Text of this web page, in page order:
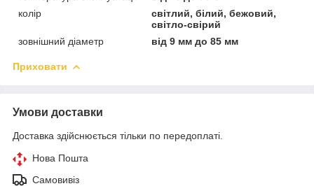
колір
світлий, білий, бежовий,
світло-свірий
зовнішний діаметр
від 9 мм до 85 мм
Приховати
Умови доставки
Доставка здійснюється тільки по передоплаті.
Нова Пошта
Самовивіз